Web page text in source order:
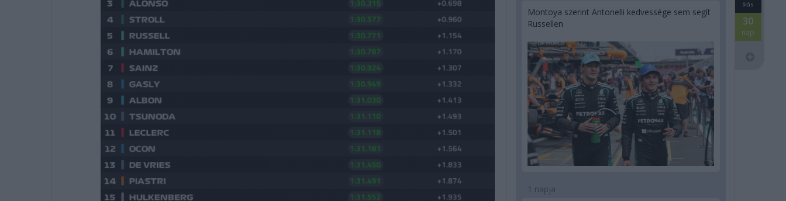
órás
30
nap
Montoya szerint Antonelli kedvessége sem segít
Russellen
1 napja